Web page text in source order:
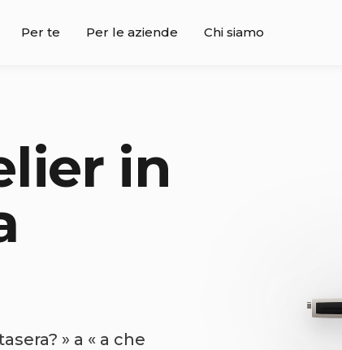
Per te Per le aziende Chi siamo
in
» a « a che